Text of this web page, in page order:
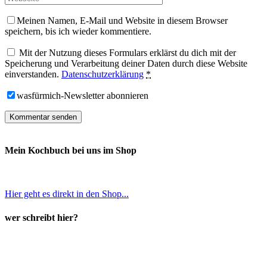
Meinen Namen, E-Mail und Website in diesem Browser
speichern, bis ich wieder kommentiere.
Mit der Nutzung dieses Formulars erklärst du dich mit der
Speicherung und Verarbeitung deiner Daten durch diese Website
einverstanden. Datenschutzerklärung *
wasfürmich-Newsletter abonnieren
Mein Kochbuch bei uns im Shop
Hier geht es direkt in den Shop...
wer schreibt hier?